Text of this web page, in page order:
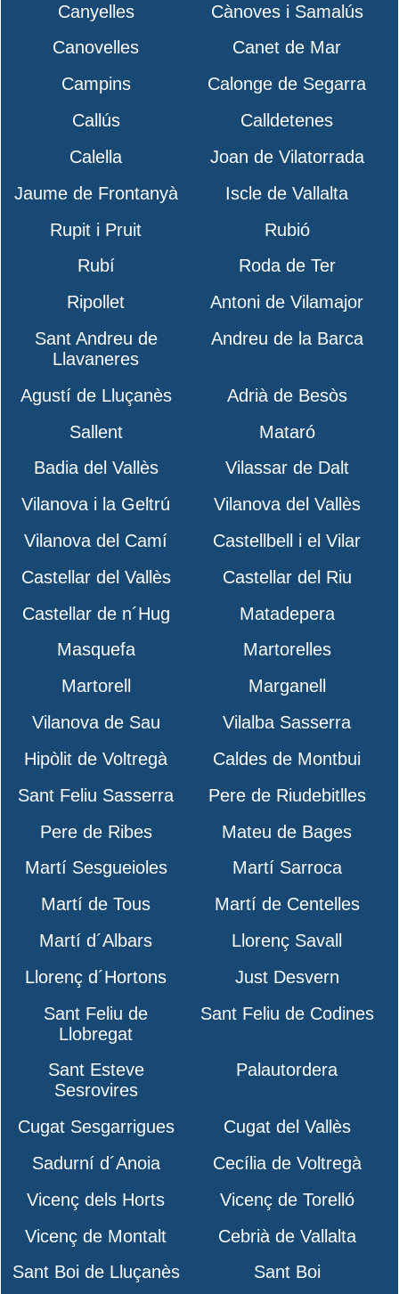
Canyelles
Cànoves i Samalús
Canovelles
Canet de Mar
Campins
Calonge de Segarra
Callús
Calldetenes
Calella
Joan de Vilatorrada
Jaume de Frontanyà
Iscle de Vallalta
Rupit i Pruit
Rubió
Rubí
Roda de Ter
Ripollet
Antoni de Vilamajor
Sant Andreu de
Llavaneres
Andreu de la Barca
Agustí de Lluçanès
Adrià de Besòs
Sallent
Mataró
Badia del Vallès
Vilassar de Dalt
Vilanova i la Geltrú
Vilanova del Vallès
Vilanova del Camí
Castellbell i el Vilar
Castellar del Vallès
Castellar del Riu
Castellar de n´Hug
Matadepera
Masquefa
Martorelles
Martorell
Marganell
Vilanova de Sau
Vilalba Sasserra
Hipòlit de Voltregà
Caldes de Montbui
Sant Feliu Sasserra
Pere de Riudebitlles
Pere de Ribes
Mateu de Bages
Martí Sesgueioles
Martí Sarroca
Martí de Tous
Martí de Centelles
Martí d´Albars
Llorenç Savall
Llorenç d´Hortons
Just Desvern
Sant Feliu de
Llobregat
Sant Feliu de Codines
Sant Esteve
Sesrovires
Palautordera
Cugat Sesgarrigues
Cugat del Vallès
Sadurní d´Anoia
Cecília de Voltregà
Vicenç dels Horts
Vicenç de Torelló
Vicenç de Montalt
Cebrià de Vallalta
Sant Boi de Lluçanès
Sant Boi